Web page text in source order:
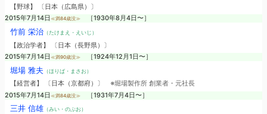
【野球】 〔日本（広島県）〕
2015年7月14日 ≪満84歳没≫ ［1930年8月4日〜］
竹前 栄治（たけまえ・えいじ）
【政治学者】 〔日本（長野県）〕
2015年7月14日 ≪満90歳没≫ ［1924年12月1日〜］
堀場 雅夫 （ほりば・まさお）
【経営者】 〔日本（京都府）〕 ※堀場製作所 創業者・元社長
2015年7月14日 ≪満84歳没≫ ［1931年7月4日〜］
三井 信雄（みい・のぶお）